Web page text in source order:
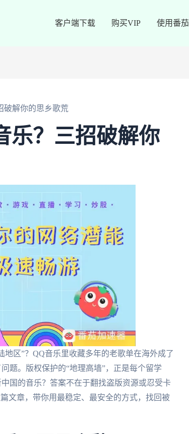
客户端下载 购买VIP 使用番茄
破解你的思乡歌荒
乐？三招破解你
区”？QQ音乐里收藏多年的老歌单在海外成了
题。版权保护的“地理高墙”，正是每个留学
国的音乐？答案不在于翻找盗版资源或忍受卡
文章，带你用最稳定、最安全的方式，找回被